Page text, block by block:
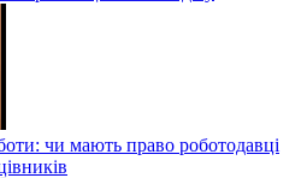
чи мають право роботодавці